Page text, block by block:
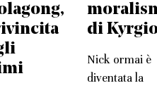
di
Nick ormai è
diventata la